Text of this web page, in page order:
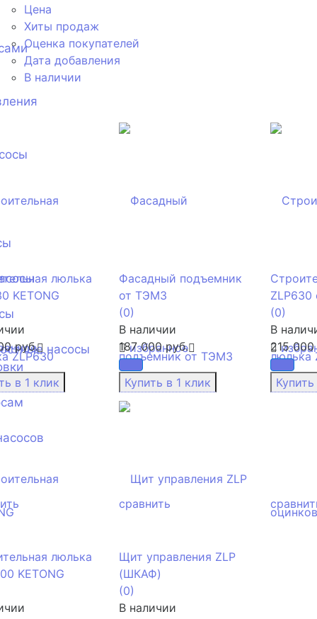
насосы
Цена
Хиты продаж
Оценка покупателей
Дата добавления
В наличии
люлька
KETONG
руб.
избранное
сравнить
Фасадный подъемник
от ТЭМЗ
(0)
В наличии
187 000 руб.
ZLP630
(0)
В
215 000
люлька
KETONG
Щит управления ZLP
(ШКАФ)
(0)
В наличии